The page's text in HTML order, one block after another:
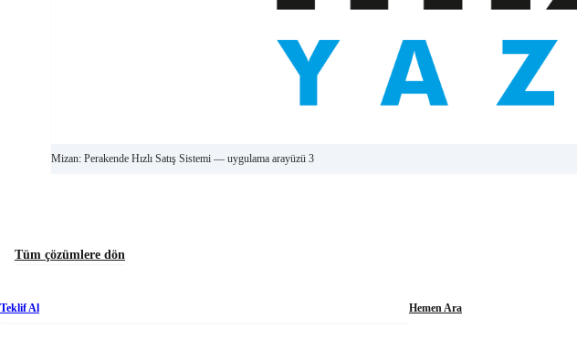
Mizan: Perakende Hızlı Satış Sistemi — uygulama arayüzü 3
Tüm çözümlere dön
Teklif Al Hemen Ara